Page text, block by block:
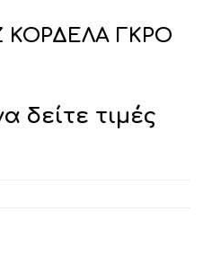
ΚΟΡΔΕΛΑ ΓΚΡΟ
δείτε τιμές